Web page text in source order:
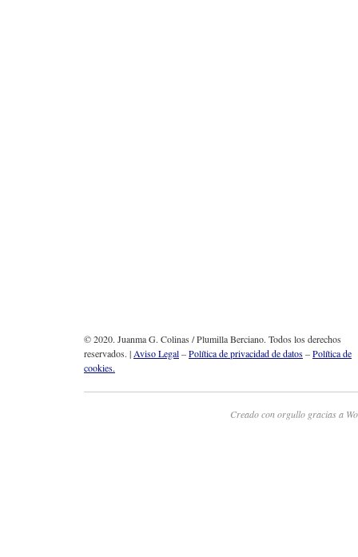
© 2020. Juanma G. Colinas / Plumilla Berciano. Todos los derechos
reservados. |Aviso Legal–Política de privacidad de datos–Política de
cookies.
Creado con orgullo gracias a